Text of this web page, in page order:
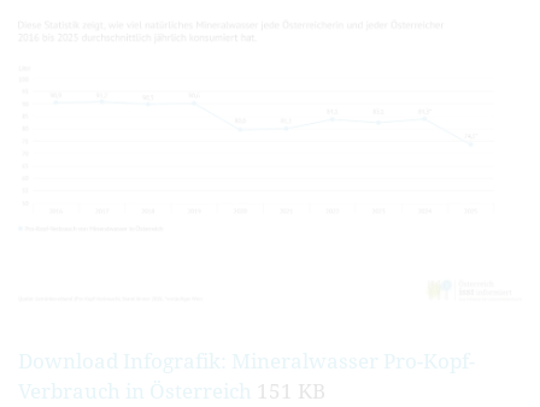
Download Infografik: Mineralwasser Pro-Kopf-
Verbrauch in Österreich 151 KB